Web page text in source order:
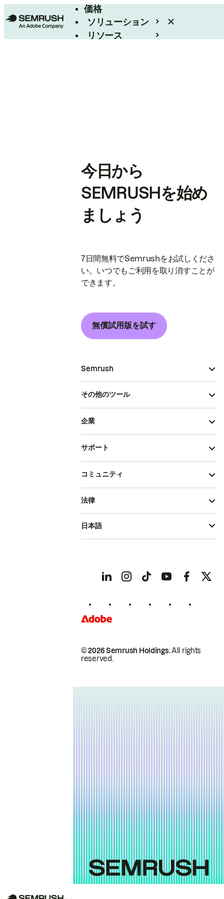
価格
ソリューション
リソース
今日から
SEMRUSHを始め
ましょう
7日間無料でSemrushをお試しくださ
い。いつでもご利用を取り消すことが
できます。
無償試用版を試す
Semrush
その他のツール
企業
サポート
コミュニティ
© 2026 Semrush Holdings.All rights
reserved.
法律
日本語